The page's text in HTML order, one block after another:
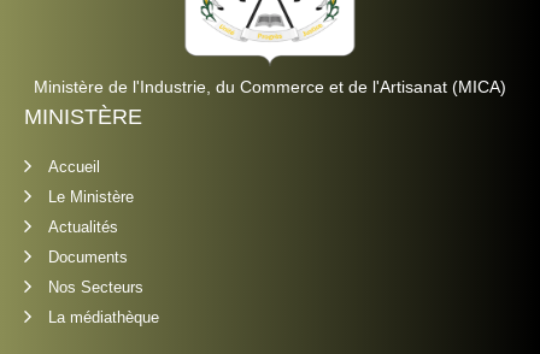
Ministère de l'Industrie, du Commerce et de l'Artisanat (MICA)
MINISTÈRE
Accueil
Le Ministère
Actualités
Documents
Nos Secteurs
La médiathèque